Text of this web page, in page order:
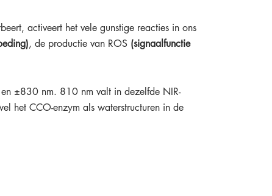
activeert het vele gunstige reacties in ons
, de productie van ROS (signaalfunctie
±830 nm. 810 nm valt in dezelfde NIR-
het CCO-enzym als waterstructuren in de